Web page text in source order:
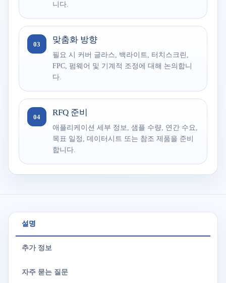
니다.
03 맞춤화 방향
필요 시 커버 글라스, 백라이트, 터치스크린,
FPC, 펌웨어 및 기계적 조정에 대해 논의합니
다.
04 RFQ 준비
애플리케이션 세부 정보, 샘플 수량, 연간 수요,
목표 일정, 데이터시트 또는 참조 제품을 준비
합니다.
설명
추가 정보
자주 묻는 질문